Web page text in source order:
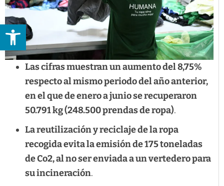
Abrir barra de herramientas
Las cifras muestran un aumento del 8,75%
respecto al mismo periodo del año anterior,
en el que de enero a junio se recuperaron
50.791 kg (248.500 prendas de ropa).
La reutilización y reciclaje de la ropa
recogida evita la emisión de 175 toneladas
de Co2, al no ser enviada a un vertedero para
su incineración.